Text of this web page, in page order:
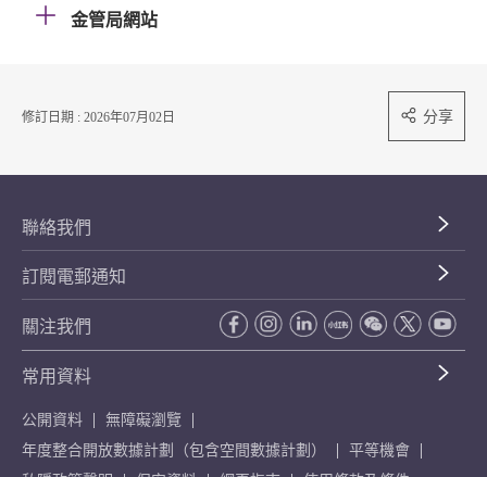
金管局網站
修訂日期 : 2026年07月02日 分享
聯絡我們
訂閱電郵通知
關注我們
常用資料
公開資料
無障礙瀏覽
年度整合開放數據計劃（包含空間數據計劃）
平等機會